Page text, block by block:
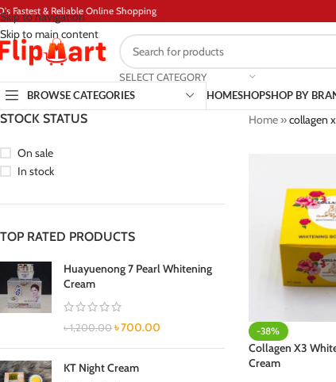
Skip to navigation
Skip to main content
Fastest & Reliable Online Shopping
SELECT CATEGORY
BROWSE CATEGORIES
HOMESHOPSHOP BY
STOCK STATUS
On sale
In stock
TOP RATED PRODUCTS
Huayuenong 7 Pearl Whitening
Cream
৳1,200.00 ৳700.00
KT Night Cream
Home»collagen
-38%
Collagen X3
Cream